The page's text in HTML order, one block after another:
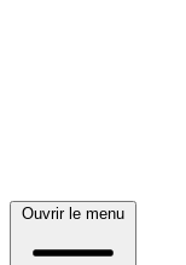
Ouvrir le menu